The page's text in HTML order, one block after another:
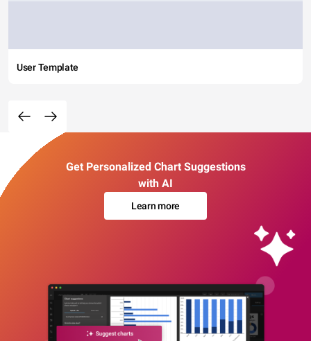
User Template
Get Personalized Chart Suggestions
with AI
Learn more